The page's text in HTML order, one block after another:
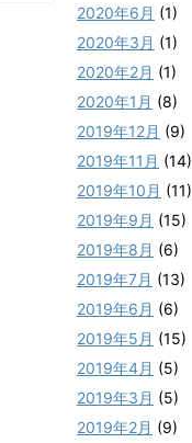
2020年6月 (1)
2020年3月 (1)
2020年2月 (1)
2020年1月 (8)
2019年12月 (9)
2019年11月 (14)
2019年10月 (11)
2019年9月 (15)
2019年8月 (6)
2019年7月 (13)
2019年6月 (6)
2019年5月 (15)
2019年4月 (5)
2019年3月 (5)
2019年2月 (9)